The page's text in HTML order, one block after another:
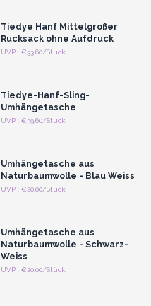
Tiedye Hanf Mittelgroßer
Rucksack ohne Aufdruck
UVP : €33.60/StuckAnmelden oder
Tiedye-Hanf-Sling-
Umhängetasche
UVP : €39.60/StuckAnmelden oder
Umhängetasche aus
Naturbaumwolle - Blau Weiss
UVP : €20.00/StückAnmelden oder
Umhängetasche aus
Naturbaumwolle - Schwarz-
Weiss
UVP : €20.00/StückAnmelden oder